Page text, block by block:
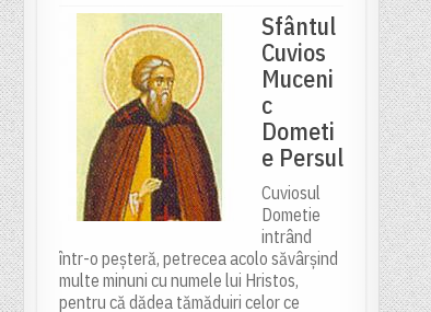
Sfântul
Cuvios
Muceni
c
Dometi
e Persul
Cuviosul
Dometie
intrând
într-o peșteră, petrecea acolo săvârșind
multe minuni cu numele lui Hristos,
pentru că dădea tămăduiri celor ce